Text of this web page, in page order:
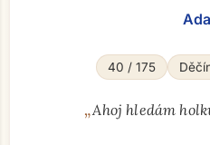
40 / 175
„Ahoj hledám